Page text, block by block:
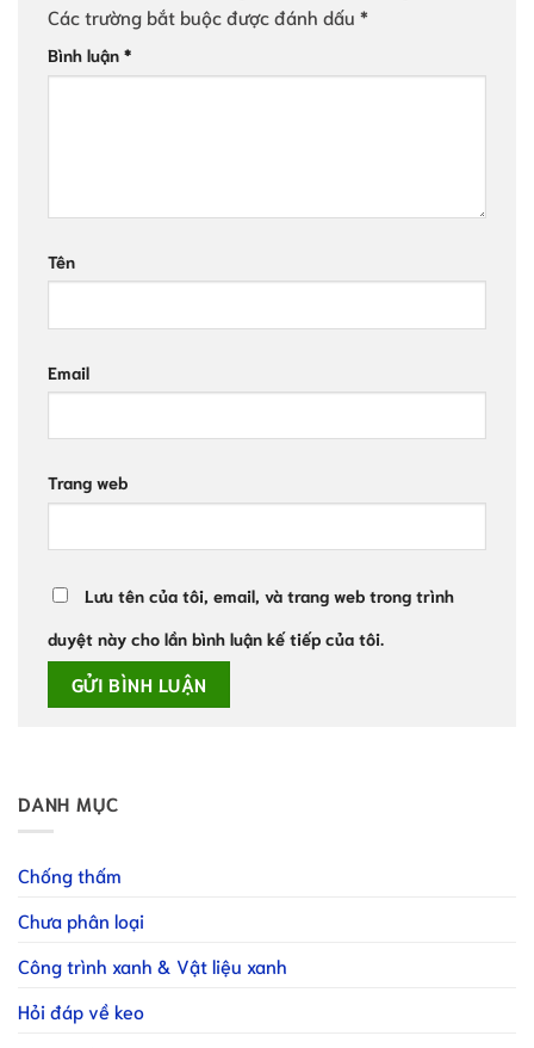
Các trường bắt buộc được đánh dấu *
Bình luận *
Tên
Email
Trang web
Lưu tên của tôi, email, và trang web trong trình
duyệt này cho lần bình luận kế tiếp của tôi.
DANH MỤC
Chống thấm
Chưa phân loại
Công trình xanh & Vật liệu xanh
Hỏi đáp về keo